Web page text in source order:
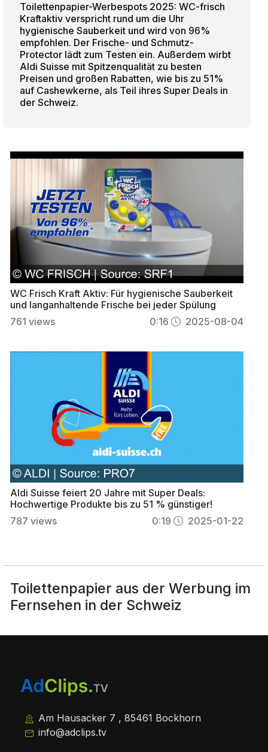
Toilettenpapier-Werbespots 2025: WC-frisch
Kraftaktiv verspricht rund um die Uhr
hygienische Sauberkeit und wird von 96%
empfohlen. Der Frische- und Schmutz-
Protector lädt zum Testen ein. Außerdem wirbt
Aldi Suisse mit Spitzenqualität zu besten
Preisen und großen Rabatten, wie bis zu 51%
auf Cashewkerne, als Teil ihres Super Deals in
der Schweiz.
WC Frisch Kraft Aktiv: Für hygienische Sauberkeit
und langanhaltende Frische bei jeder Spülung
761 views 0:16 2025-08-04
Aldi Suisse feiert 20 Jahre mit Super Deals:
Hochwertige Produkte bis zu 51 % günstiger!
787 views 0:19 2025-01-22
Toilettenpapier aus der Werbung im
Fernsehen in der Schweiz
Am Hausacker 7 , 85461 Bockhorn
info@adclips.tv